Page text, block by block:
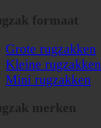
formaat
Grote rugzakken
Kleine rugzakken
Mini rugzakken
merken